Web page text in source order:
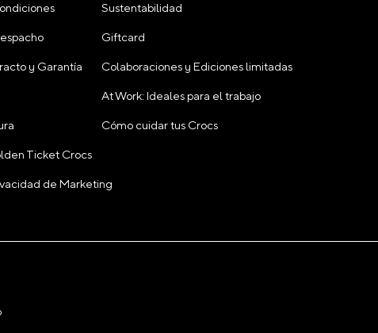
y Garantía
Ticket Crocs
de Marketing
Sustentabilidad
Giftcard
Colaboraciones y Ediciones limitadas
At Work: Ideales para el trabajo
Cómo cuidar tus Crocs